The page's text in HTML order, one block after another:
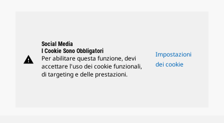
warning
Social Media
I Cookie Sono Obbligatori
Per abilitare questa funzione, devi
accettare l'uso dei cookie funzionali,
di targeting e delle prestazioni.
Impostazioni
dei cookie